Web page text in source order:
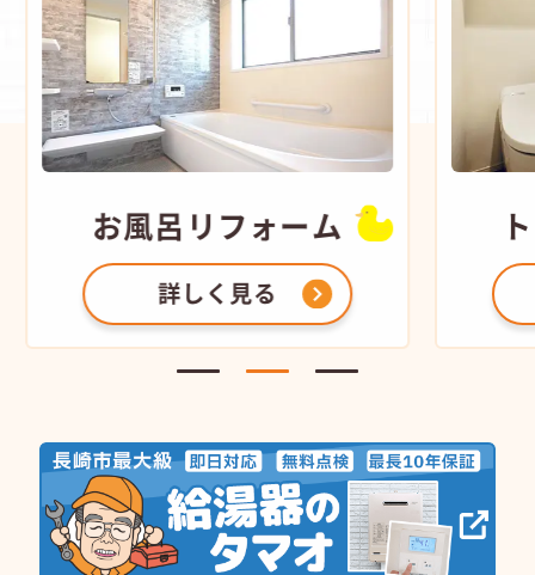
お風呂 リフォーム
詳しく見る